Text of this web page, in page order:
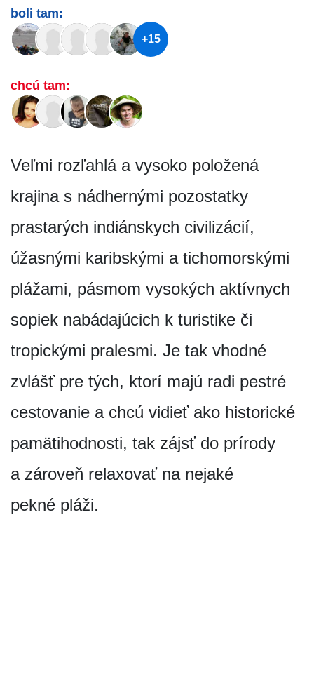
boli tam:
+15
chcú tam:
Veľmi rozľahlá a vysoko položená
krajina s nádhernými pozostatky
prastarých indiánskych civilizácií,
úžasnými karibskými a tichomorskými
plážami, pásmom vysokých aktívnych
sopiek nabádajúcich k turistike či
tropickými pralesmi. Je tak vhodné
zvlášť pre tých, ktorí majú radi pestré
cestovanie a chcú vidieť ako historické
pamätihodnosti, tak zájsť do prírody
a zároveň relaxovať na nejaké
pekné pláži.